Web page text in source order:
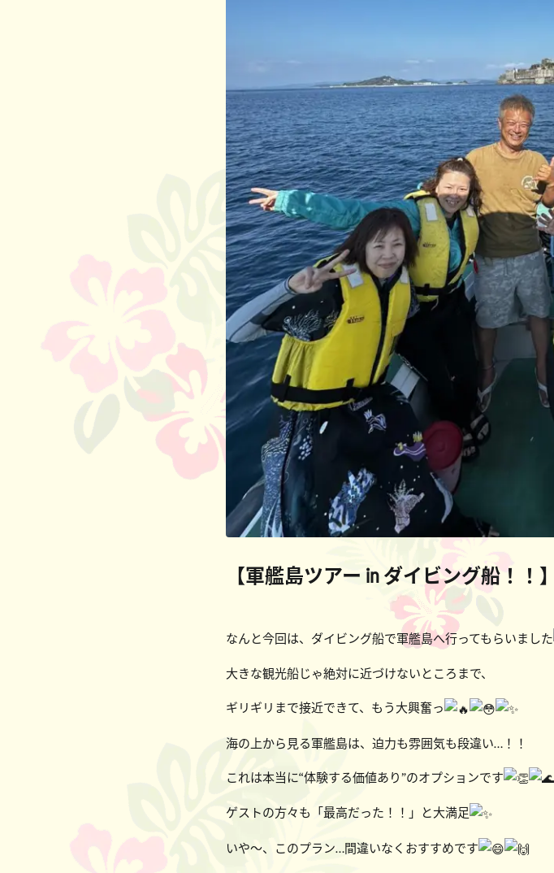
【軍艦島ツアー in ダイビング船！！】
なんと今回は、ダイビング船で軍艦島へ行ってもらいました
大きな観光船じゃ絶対に近づけないところまで、
ギリギリまで接近できて、もう大興奮っ
海の上から見る軍艦島は、迫力も雰囲気も段違い…！！
これは本当に“体験する価値あり”のオプションです
ゲストの方々も「最高だった！！」と大満足
いや〜、このプラン…間違いなくおすすめです